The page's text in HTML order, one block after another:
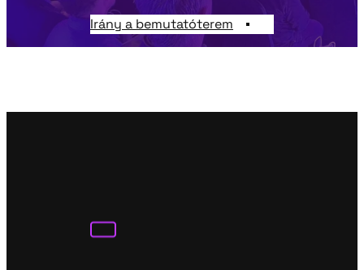
Irány a bemutatóterem